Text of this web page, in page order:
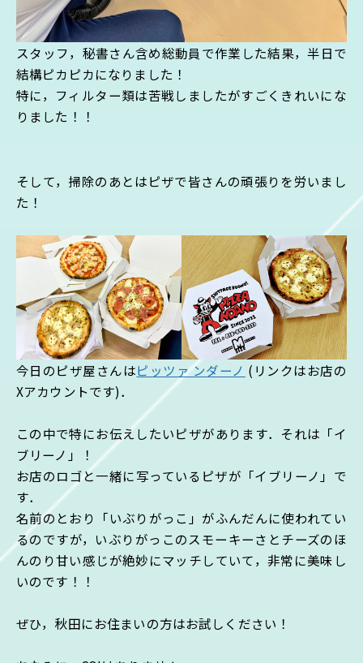
スタッフ，秘書さん含め総動員で作業した結果，半日で
結構ピカピカになりました！
特に，フィルター類は苦戦しましたがすごくきれいにな
りました！！
そして，掃除のあとはピザで皆さんの頑張りを労いまし
た！
今日のピザ屋さんはピッツァ ンダーノ (リンクはお店の
Xアカウントです)．
この中で特にお伝えしたいピザがあります．それは「イ
ブリーノ」！
お店のロゴと一緒に写っているピザが「イブリーノ」で
す．
名前のとおり「いぶりがっこ」がふんだんに使われてい
るのですが，いぶりがっこのスモーキーさとチーズのほ
んのり甘い感じが絶妙にマッチしていて，非常に美味し
いのです！！
ぜひ，秋田にお住まいの方はお試しください！